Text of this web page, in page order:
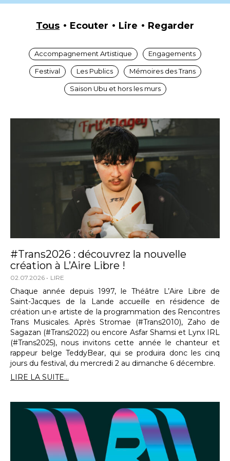
Tous Ecouter Lire Regarder
Accompagnement Artistique Engagements
Festival Les Publics Mémoires des Trans
Saison Ubu et hors les murs
#Trans2026 : découvrez la nouvelle
création à L’Aire Libre !
02.07.2026 LIRE
Chaque année depuis 1997, le Théâtre L’Aire Libre de
Saint-Jacques de la Lande accueille en résidence de
création un·e artiste de la programmation des Rencontres
Trans Musicales. Après Stromae (#Trans2010), Zaho de
Sagazan (#Trans2022) ou encore Asfar Shamsi et Lynx IRL
(#Trans2025), nous invitons cette année le chanteur et
rappeur belge TeddyBear, qui se produira donc les cinq
jours du festival, du mercredi 2 au dimanche 6 décembre.
LIRE LA SUITE...